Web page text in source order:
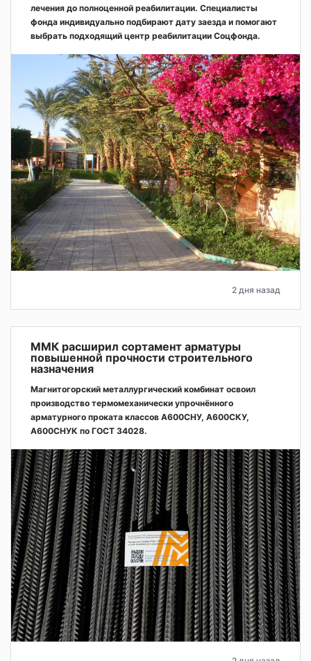
лечения до полноценной реабилитации. Специалисты
фонда индивидуально подбирают дату заезда и помогают
выбрать подходящий центр реабилитации Соцфонда.
2 дня назад
ММК расширил сортамент арматуры
повышенной прочности строительного
назначения
Магнитогорский металлургический комбинат освоил
производство термомеханически упрочнённого
арматурного проката классов А600СНУ, А600СКУ,
А600СНУК по ГОСТ 34028.